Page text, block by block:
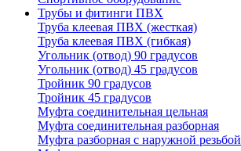
Трубы и фитинги ПВХ
Труба клеевая ПВХ (жесткая)
Труба клеевая ПВХ (гибкая)
Угольник (отвод) 90 градусов
Угольник (отвод) 45 градусов
Тройник 90 градусов
Тройник 45 градусов
Муфта соединительная цельная
Муфта соединительная разборная
Муфта разборная с наружной резьбой